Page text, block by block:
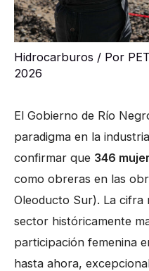
Hidrocarburos / Por
2026
El Gobierno de Río
paradigma en la
confirmar que 346
como obreras en las
Oleoducto Sur). La
sector históricamente
participación femenina
hasta ahora,